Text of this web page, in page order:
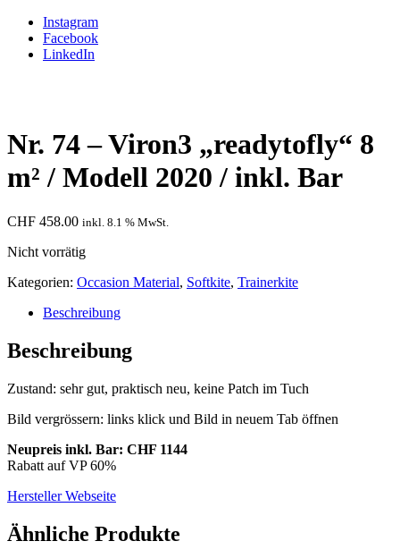
Instagram
Facebook
LinkedIn
Nr. 74 – Viron3 „readytofly“ 8
m² / Modell 2020 / inkl. Bar
CHF 458.00 inkl. 8.1 % MwSt.
Nicht vorrätig
Kategorien: Occasion Material, Softkite, Trainerkite
Beschreibung
Beschreibung
Zustand: sehr gut, praktisch neu, keine Patch im Tuch
Bild vergrössern: links klick und Bild in neuem Tab öffnen
Neupreis inkl. Bar: CHF 1144
Rabatt auf VP 60%
Hersteller Webseite
Ähnliche Produkte